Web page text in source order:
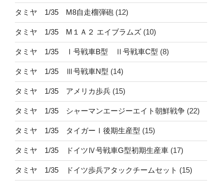
タミヤ 1/35 M8自走榴弾砲 (12)
タミヤ 1/35 M１Ａ２ エイブラムズ (10)
タミヤ 1/35 Ⅰ号戦車B型 Ⅱ号戦車C型 (8)
タミヤ 1/35 Ⅲ号戦車N型 (14)
タミヤ 1/35 アメリカ歩兵 (15)
タミヤ 1/35 シャーマンエージーエイト朝鮮戦争 (22)
タミヤ 1/35 タイガーⅠ後期生産型 (15)
タミヤ 1/35 ドイツⅣ号戦車G型初期生産車 (17)
タミヤ 1/35 ドイツ歩兵アタックチームセット (15)